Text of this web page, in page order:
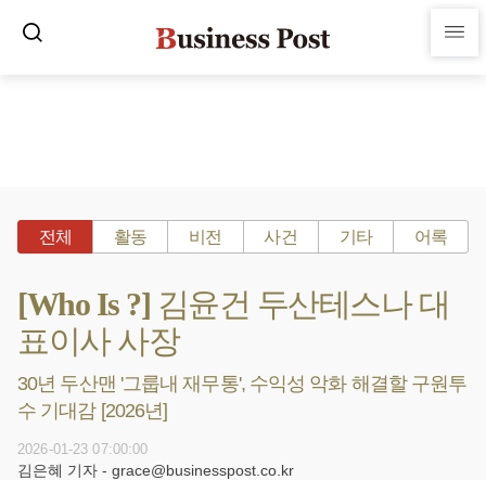
전체 활동 비전 사건 기타 어록
[Who Is ?] 김윤건 두산테스나 대
표이사 사장
30년 두산맨 '그룹내 재무통', 수익성 악화 해결할 구원투
수 기대감 [2026년]
2026-01-23 07:00:00
김은혜 기자 - grace@businesspost.co.kr